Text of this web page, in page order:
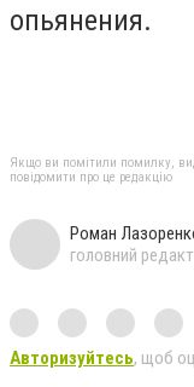
опьянения.
Якщо ви помітили помилку,
повідомити про це редакцію
Роман
головний
Авторизуйтесь, щоб